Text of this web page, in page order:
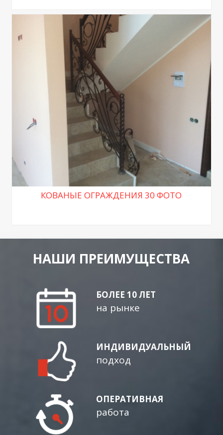
КОВАНЫЕ ОГРАЖДЕНИЯ 30 ФОТО
НАШИ ПРЕИМУЩЕСТВА
БОЛЕЕ 10 ЛЕТ
на рынке
ИНДИВИДУАЛЬНЫЙ
подход
ОПЕРАТИВНАЯ
работа